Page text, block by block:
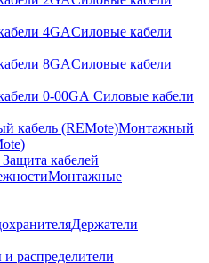
Силовые кабели
Силовые кабели
Силовые кабели
Монтажный
Защита кабелей
Монтажные
Держатели